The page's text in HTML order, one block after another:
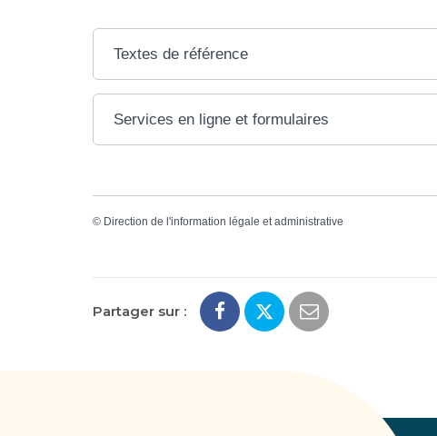
Textes de référence
Services en ligne et formulaires
© Direction de l'information légale et administrative
Partager sur :